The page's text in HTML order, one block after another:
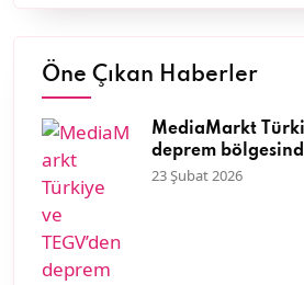
Öne Çıkan Haberler
MediaMarkt
deprem
çocuğa nitelikli
23 Şubat 2026